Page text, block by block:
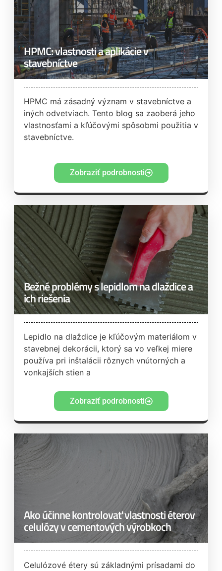
HPMC: vlastnosti a aplikácie v
stavebníctve
HPMC má zásadný význam v stavebníctve a
iných odvetviach. Tento blog sa zaoberá jeho
vlastnosťami a kľúčovými spôsobmi použitia v
stavebníctve.
Zobraziť podrobnosti
Bežné problémy s lepidlom na dlaždice a
ich riešenia
Lepidlo na dlaždice je kľúčovým materiálom v
stavebnej dekorácii, ktorý sa vo veľkej miere
používa pri inštalácii rôznych vnútorných a
vonkajších stien a
Zobraziť podrobnosti
Ako účinne kontrolovať vlastnosti éterov
celulózy v cementových výrobkoch
Celulózové étery sú základnými prísadami do